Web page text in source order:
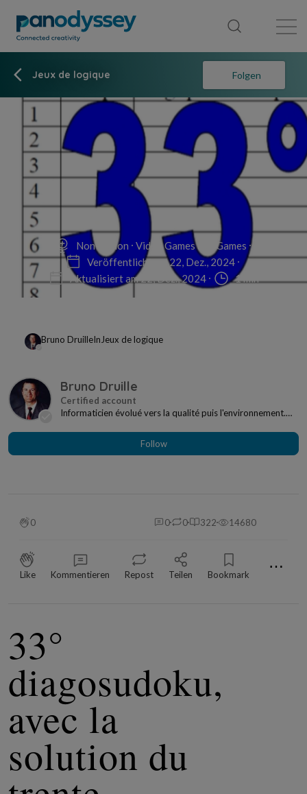
Jeux de logique Folgen
Non-fiction
Video Games and Games
Veröffentlicht am 22, Dez., 2024
Aktualisiert am 22, Dez., 2024
1 min
Bruno DruilleIn Jeux de logique
Bruno Druille
Informaticien évolué vers la qualité puis l'environnement.
Follow
0 0 0 322 14680
Like Kommentieren Repost Teilen Bookmark ⋯
33°
diagosudoku,
avec la
solution du